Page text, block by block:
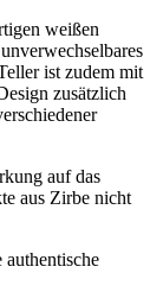
weißen
ist zudem mit
zusätzlich
auf das
aus Zirbe nicht
authentische